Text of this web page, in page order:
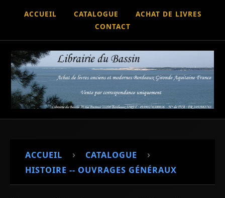
ACCUEIL CATALOGUE
ACHAT DE LIVRES
CONTACT
ACCUEIL › CATALOGUE ›
HISTOIRE -- OUVRAGES GÉNÉRAUX